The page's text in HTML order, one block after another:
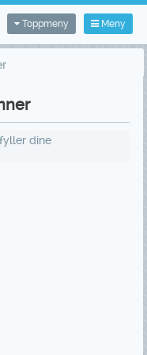
Meny
Toppmeny
dine